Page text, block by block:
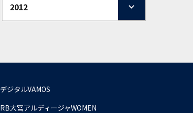
2012
デジタルVAMOS
RB大宮アルディージャWOMEN